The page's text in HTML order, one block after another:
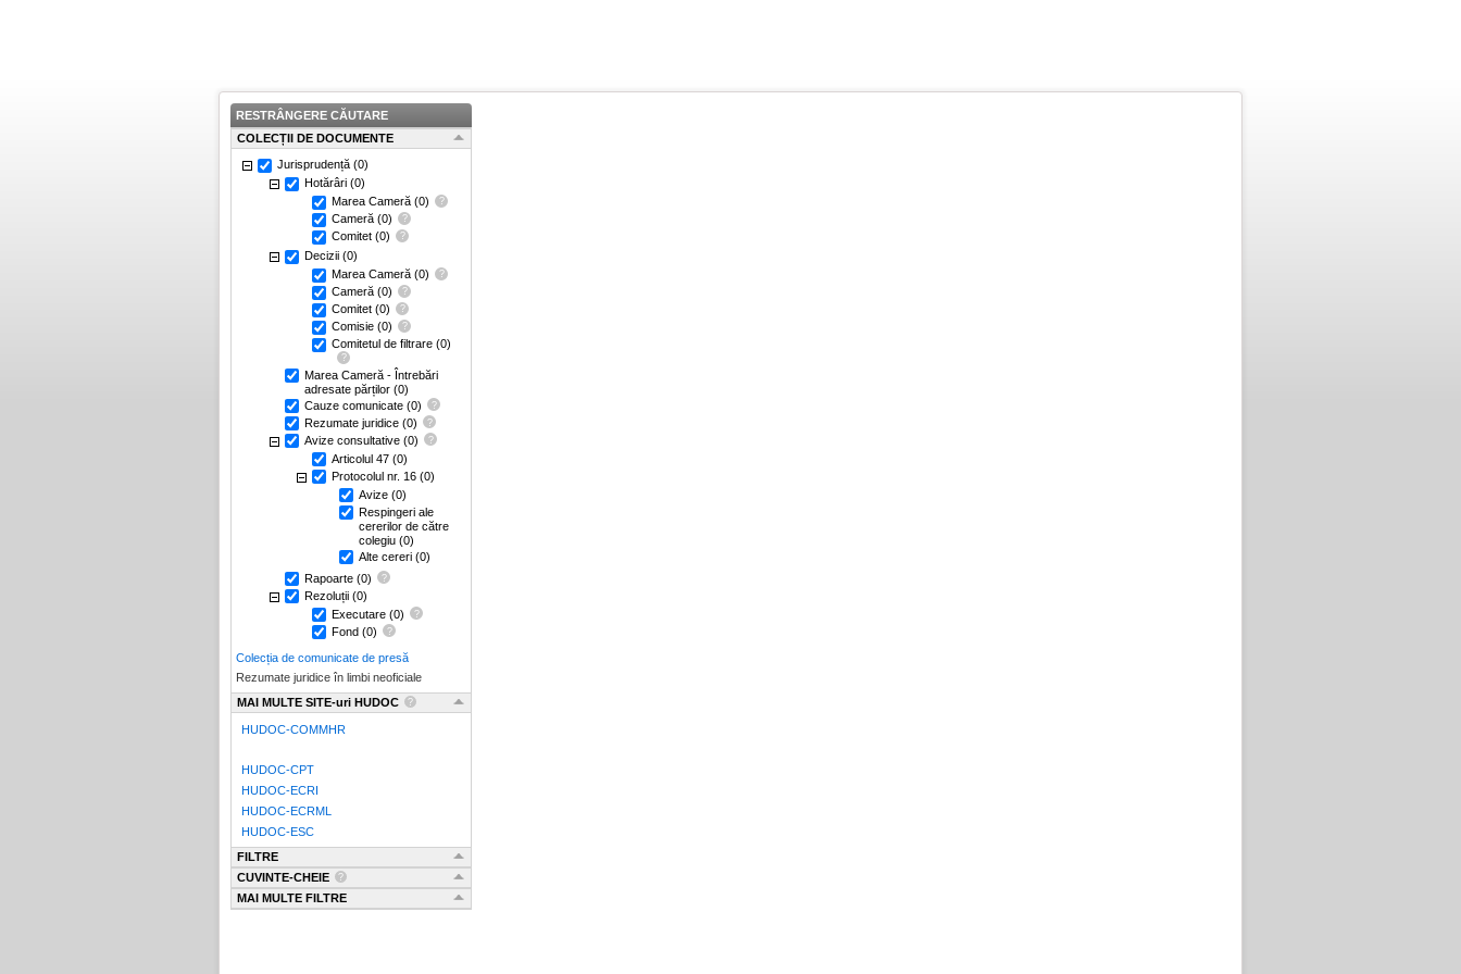
RESTRÂNGERE CĂUTARE
COLECȚII DE DOCUMENTE
Jurisprudență (0)
Hotărâri (0)
Marea Cameră (0)
Cameră (0)
Comitet (0)
Decizii (0)
Marea Cameră (0)
Cameră (0)
Comitet (0)
Comisie (0)
Comitetul de filtrare (0)
Marea Cameră - Întrebări
adresate părților (0)
Cauze comunicate (0)
Rezumate juridice (0)
Avize consultative (0)
Articolul 47 (0)
Protocolul nr. 16 (0)
Avize (0)
Respingeri ale
cererilor de către
colegiu (0)
Alte cereri (0)
Rapoarte (0)
Rezoluții (0)
Executare (0)
Fond (0)
Colecția de comunicate de presă
Rezumate juridice în limbi neoficiale
MAI MULTE SITE-uri HUDOC
HUDOC-COMMHR
HUDOC-CPT
HUDOC-ECRI
HUDOC-ECRML
HUDOC-ESC
FILTRE
CUVINTE-CHEIE
MAI MULTE FILTRE